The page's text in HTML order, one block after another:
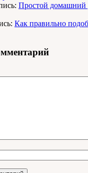
Простой домашний
Как правильно